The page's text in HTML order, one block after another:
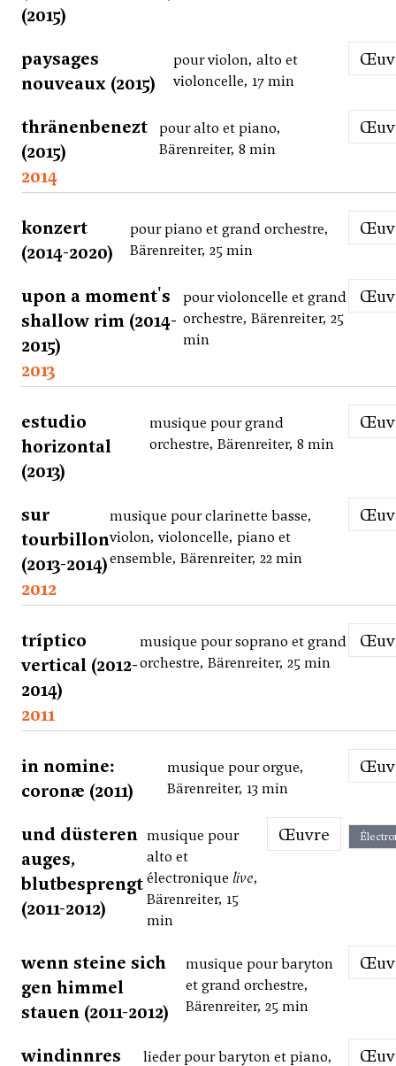
(2015)
paysages
nouveaux (2015)
pour violon, alto et
violoncelle, 17 min
thränenbenezt
(2015)
pour alto et piano,
Bärenreiter, 8 min
2014
konzert
(2014-2020)
pour piano et grand orchestre,
Bärenreiter, 25 min
upon a moment's
shallow rim (2014-
2015)
pour violoncelle et grand
orchestre, Bärenreiter, 25
min
2013
estudio
horizontal
(2013)
musique pour grand
orchestre, Bärenreiter, 8 min
sur
tourbillon
(2013-2014)
musique pour clarinette basse,
violon, violoncelle, piano et
ensemble, Bärenreiter, 22 min
2012
tríptico
vertical (2012-
2014)
musique pour soprano et grand
orchestre, Bärenreiter, 25 min
2011
in nomine:
coronæ (2011)
musique pour orgue,
Bärenreiter, 13 min
und düsteren
auges,
blutbesprengt
(2011-2012)
musique pour
alto et
électronique live,
Bärenreiter, 15
min
Œuvre
wenn steine sich
gen himmel
stauen (2011-2012)
musique pour baryton
et grand orchestre,
Bärenreiter, 25 min
windinnres
lieder pour baryton et piano,